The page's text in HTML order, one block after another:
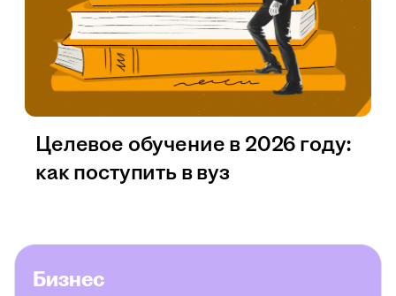
Целевое обучение в 2026 году:
как поступить в вуз
Бизнес